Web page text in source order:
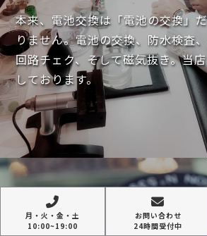
本来、電池交換は「電池の交換」
りません。電池の交換、防水検査
回路チェク、そして磁気抜き。当
しております。
月・火・金・土
10:00~19:00
お問い合わせ
24時間受付中